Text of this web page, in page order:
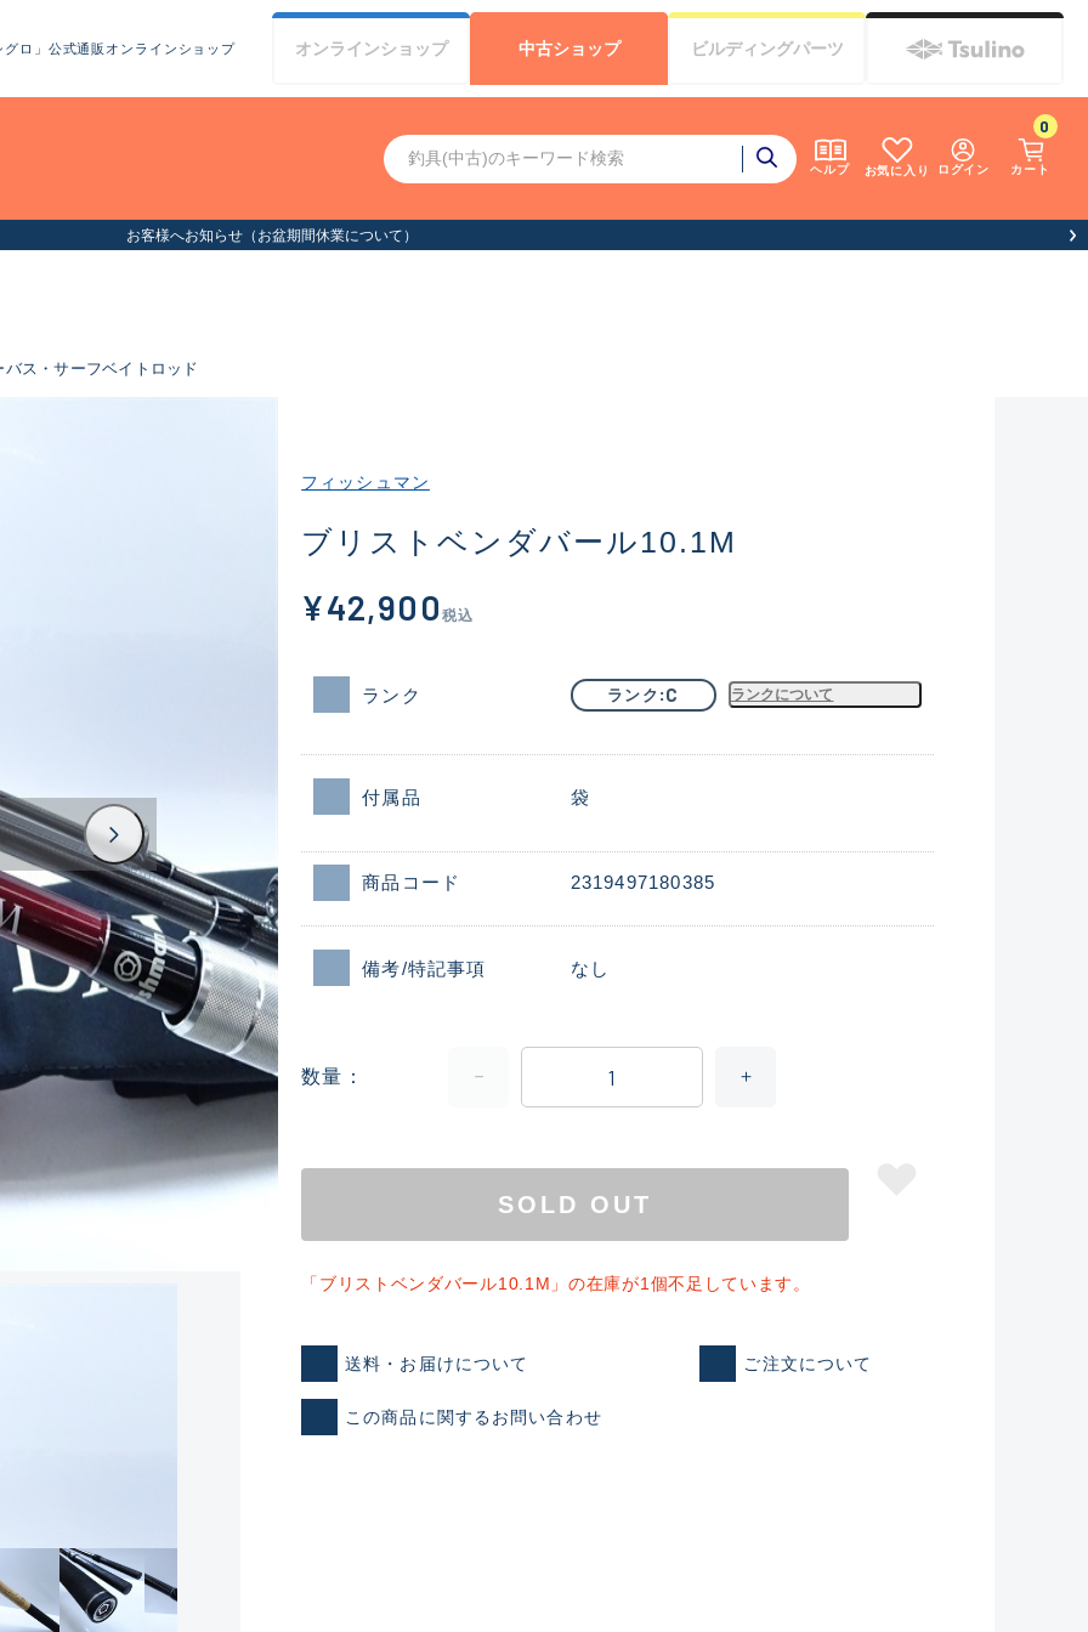
ロ」公式通販オンラインショップ
ヘルプ お気に入り ログイン カート
0
オンラインショップ 中古ショップ ビルディングパーツ
お客様へお知らせ（お盆期間休業について）
バス・サーフベイトロッド
ランクとは？
フィッシュマン
ブリストベンダバール10.1M
¥42,900 税込
ランク ランク C ランクについて
付属品 袋
商品コード 2319497180385
備考/特記事項 なし
数量
SOLD OUT
「ブリストベンダバール10.1M」の在庫が1個不足しています。
送料・お届けについて ご注文について
この商品に関するお問い合わせ